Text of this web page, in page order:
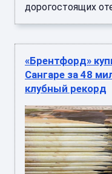
дорогостоящих
«Брентфорд»
Сангаре за 48
клубный рекорд